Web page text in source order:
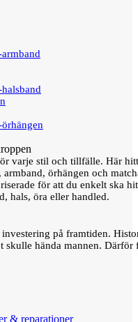
varje stil och tillfälle. Här
armband, örhängen och
för att du enkelt ska
hals, öra eller handled.
på framtiden.
skulle hända mannen.
& reparationer